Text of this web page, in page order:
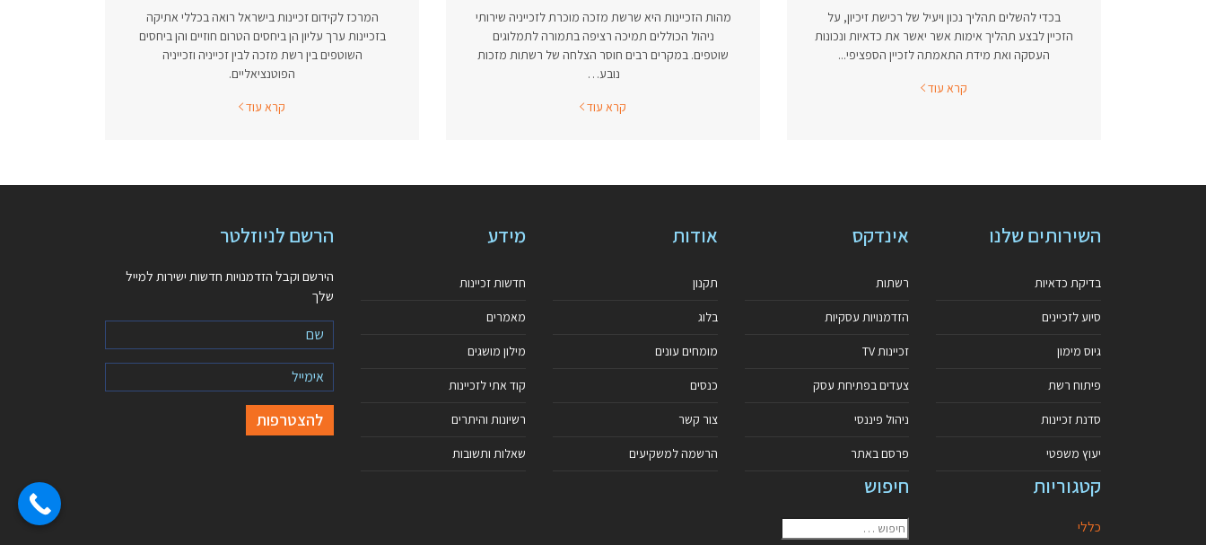
בכדי להשלים תהליך נכון ויעיל של רכישת זיכיון, על
הזכיין לבצע תהליך אימות אשר יאשר את כדאיות ונכונות
העסקה ואת מידת התאמתה לזכיין הספציפי...
קרא עוד
מהות הזכיינות היא שרשת מזכה מוכרת לזכייניה שירותי
ניהול הכוללים תמיכה רציפה בתמורה לתמלוגים
שוטפים. במקרים רבים חוסר הצלחה של רשתות מזכות
נובע…
קרא עוד
המרכז לקידום זכיינות בישראל רואה בכללי אתיקה
בזכיינות ערך עליון הן ביחסים הטרום חוזיים והן ביחסים
השוטפים בין רשת מזכה לבין זכייניה וזכייניה
הפוטנציאליים.
קרא עוד
השירותים שלנו
בדיקת כדאיות
סיוע לזכיינים
גיוס מימון
פיתוח רשת
סדנת זכיינות
יעוץ משפטי
אינדקס
רשתות
הזדמנויות עסקיות
זכיינות TV
צעדים בפתיחת עסק
ניהול פיננסי
פרסם באתר
אודות
תקנון
בלוג
מומחים עונים
כנסים
צור קשר
הרשמה למשקיעים
מידע
חדשות זכיינות
מאמרים
מילון מושגים
קוד אתי לזכיינות
רשיונות והיתרים
שאלות ותשובות
קטגוריות
כללי
חיפוש
הרשם לניוזלטר
הירשם וקבל הזדמנויות חדשות ישירות למייל
שלך